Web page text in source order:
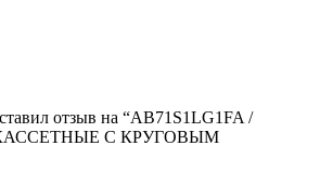
отзыв на “AB71S1LG1FA /
(КАССЕТНЫЕ С КРУГОВЫМ